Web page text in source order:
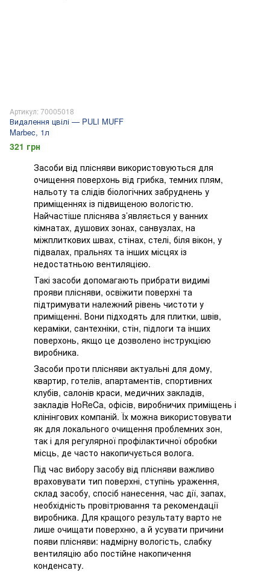
Артикул: 70005018
Видалення цвілі — PULI MUFF
Marbec, 1л
321 грн
Засоби від плісняви використовуються для
очищення поверхонь від грибка, темних плям,
нальоту та слідів біологічних забруднень у
приміщеннях із підвищеною вологістю.
Найчастіше пліснява з’являється у ванних
кімнатах, душових зонах, санвузлах, на
міжплиткових швах, стінах, стелі, біля вікон, у
підвалах, пральнях та інших місцях із
недостатньою вентиляцією.
Такі засоби допомагають прибрати видимі
прояви плісняви, освіжити поверхні та
підтримувати належний рівень чистоти у
приміщенні. Вони підходять для плитки, швів,
кераміки, сантехніки, стін, підлоги та інших
поверхонь, якщо це дозволено інструкцією
виробника.
Засоби проти плісняви актуальні для дому,
квартир, готелів, апартаментів, спортивних
клубів, салонів краси, медичних закладів,
закладів HoReCa, офісів, виробничих приміщень і
клінінгових компаній. Їх можна використовувати
як для локального очищення проблемних зон,
так і для регулярної профілактичної обробки
місць, де часто накопичується волога.
Під час вибору засобу від плісняви важливо
враховувати тип поверхні, ступінь ураження,
склад засобу, спосіб нанесення, час дії, запах,
необхідність провітрювання та рекомендації
виробника. Для кращого результату варто не
лише очищати поверхню, а й усувати причини
появи плісняви: надмірну вологість, слабку
вентиляцію або постійне накопичення
конденсату.